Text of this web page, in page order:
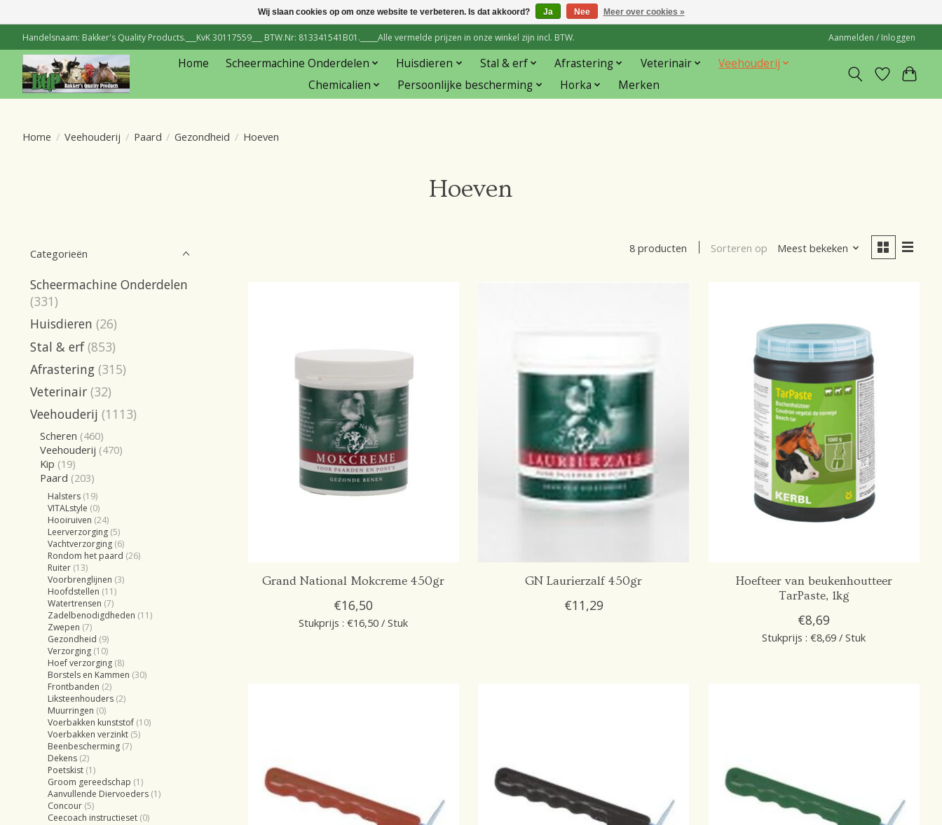
Handelsnaam: Bakker's Quality Products.___KvK 30117559___ BTW.Nr: 813341541B01._____Alle vermelde prijzen in onze winkel zijn incl. BTW. Aanmelden / Inloggen
Home Scheermachine Onderdelen Huisdieren Stal & erf Afrastering Veterinair
Veehouderij
Chemicalien
Persoonlijke bescherming Horka Merken
Home / Veehouderij / Paard / Gezondheid / Hoeven
Hoeven
Categorieën
Scheermachine Onderdelen
(331)
Huisdieren (26)
Stal & erf (853)
Afrastering (315)
Veterinair (32)
Veehouderij (1113)
Scheren (460)
Veehouderij (470)
Kip (19)
Paard (203)
Halsters (19)
VITALstyle (0)
Hooiruiven (24)
Leerverzorging (5)
Vachtverzorging (6)
Rondom het paard (26)
Ruiter (13)
Voorbrenglijnen (3)
Hoofdstellen (11)
Watertrensen (7)
Zadelbenodigdheden (11)
Zwepen (7)
Gezondheid (9)
Verzorging (10)
Hoef verzorging (8)
Borstels en Kammen (30)
Frontbanden (2)
Liksteenhouders (2)
Muurringen (0)
Voerbakken kunststof (10)
Voerbakken verzinkt (5)
Beenbescherming (7)
Dekens (2)
Poetskist (1)
Groom gereedschap (1)
Aanvullende Diervoeders (1)
Concour (5)
Ceecoach instructieset (0)
8 producten Sorteren op Meest bekeken
Grand National Mokcreme 450gr
€16,50
Stukprijs : €16,50 / Stuk
GN Laurierzalf 450gr
€11,29
Hoefteer van beukenhoutteer
TarPaste, 1kg
€8,69
Stukprijs : €8,69 / Stuk
Wij slaan cookies op om onze website te verbeteren. Is dat akkoord? Ja Nee Meer over cookies »